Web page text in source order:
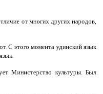
от многих других народов,
С этого момента удинский язык
Министерство культуры. Был